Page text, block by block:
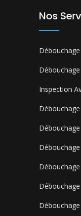
Nos
Débouchage
Inspection